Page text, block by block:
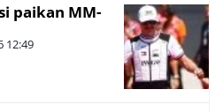
paikan MM-
12:49